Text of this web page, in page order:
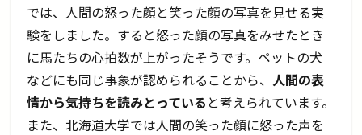
では、人間の怒った顔と笑った顔の写真を見せる実
験をしました。すると怒った顔の写真をみせたとき
に馬たちの心拍数が上がったそうです。ペットの犬
などにも同じ事象が認められることから、 人間の表
情から気持ちを読みとっている と考えられています。
また、北海道大学では人間の笑った顔に怒った声を